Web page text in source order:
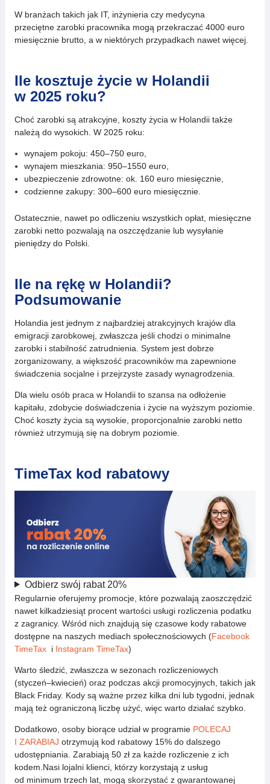
W branżach takich jak IT, inżynieria czy medycyna
przeciętne zarobki pracownika mogą przekraczać 4000 euro
miesięcznie brutto, a w niektórych przypadkach nawet więcej.
Ile kosztuje życie w Holandii
w 2025 roku?
Choć zarobki są atrakcyjne, koszty życia w Holandii także
należą do wysokich. W 2025 roku:
wynajem pokoju: 450–750 euro,
wynajem mieszkania: 950–1550 euro,
ubezpieczenie zdrowotne: ok. 160 euro miesięcznie,
codzienne zakupy: 300–600 euro miesięcznie.
Ostatecznie, nawet po odliczeniu wszystkich opłat, miesięczne
zarobki netto pozwalają na oszczędzanie lub wysyłanie
pieniędzy do Polski.
Ile na rękę w Holandii?
Podsumowanie
Holandia jest jednym z najbardziej atrakcyjnych krajów dla
emigracji zarobkowej, zwłaszcza jeśli chodzi o minimalne
zarobki i stabilność zatrudnienia. System jest dobrze
zorganizowany, a większość pracowników ma zapewnione
świadczenia socjalne i przejrzyste zasady wynagrodzenia.
Dla wielu osób praca w Holandii to szansa na odłożenie
kapitału, zdobycie doświadczenia i życie na wyższym poziomie.
Choć koszty życia są wysokie, proporcjonalnie zarobki netto
również utrzymują się na dobrym poziomie.
TimeTax kod rabatowy
Odbierz swój rabat 20%
Regularnie oferujemy promocje, które pozwalają zaoszczędzić
nawet kilkadziesiąt procent wartości usługi rozliczenia podatku
z zagranicy. Wśród nich znajdują się czasowe kody rabatowe
dostępne na naszych mediach społecznościowych (Facebook
TimeTaxi Instagram TimeTax)
Warto śledzić, zwłaszcza w sezonach rozliczeniowych
(styczeń–kwiecień) oraz podczas akcji promocyjnych, takich jak
Black Friday. Kody są ważne przez kilka dni lub tygodni, jednak
mają też ograniczoną liczbę użyć, więc warto działać szybko.
Dodatkowo, osoby biorące udział w programie POLECAJ
I ZARABIAJ otrzymują kod rabatowy 15% do dalszego
udostępniania. Zarabiają 50 zł za każde rozliczenie z ich
kodem.Nasi lojalni klienci, którzy korzystają z usług
od minimum trzech lat, mogą skorzystać z gwarantowanej